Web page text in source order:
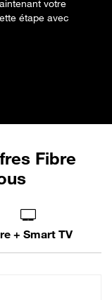
votre
étape avec
Fibre
+ Smart TV